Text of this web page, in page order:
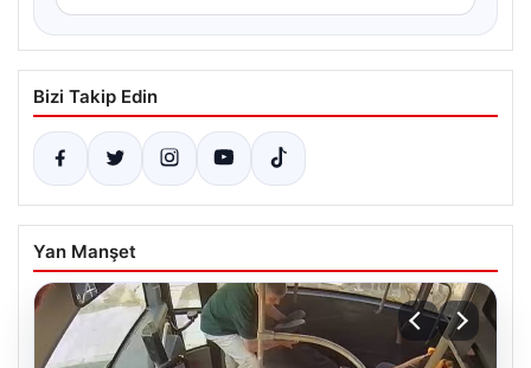
Bizi Takip Edin
Yan Manşet